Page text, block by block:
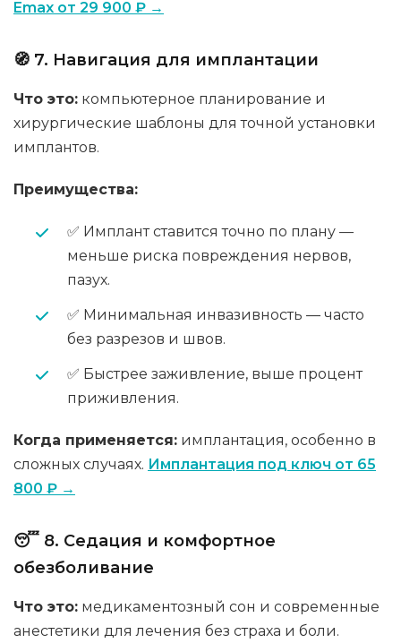
Emax от 29 900 ₽ →
🧭 7. Навигация для имплантации
Что это: компьютерное планирование и
хирургические шаблоны для точной установки
имплантов.
Преимущества:
✅ Имплант ставится точно по плану —
меньше риска повреждения нервов,
пазух.
✅ Минимальная инвазивность — часто
без разрезов и швов.
✅ Быстрее заживление, выше процент
приживления.
Когда применяется: имплантация, особенно в
сложных случаях. Имплантация под ключ от 65
800 ₽ →
😴 8. Седация и комфортное
обезболивание
Что это: медикаментозный сон и современные
анестетики для лечения без страха и боли.